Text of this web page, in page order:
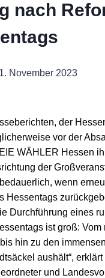
nach
1. November 2023
der
vor der
WÄHLER Hessen
der
wenn
Hessentags
Durchführung eines
ist groß: Vom
hin zu den
aushält“,
und